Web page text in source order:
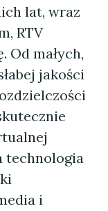
lat, wraz
RTV
Od małych,
jakości
technologia
i